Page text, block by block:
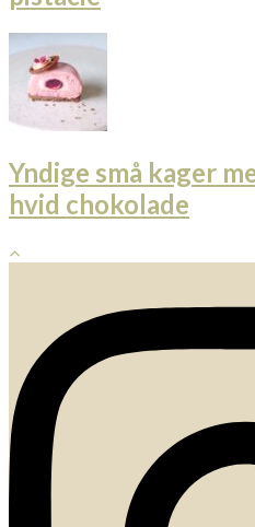
Yndige små kager
hvid chokolade